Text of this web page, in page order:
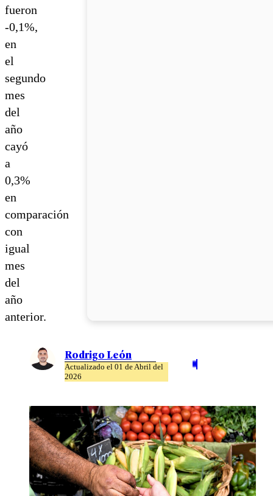
fueron
-0,1%,
en
el
segundo
mes
del
año
cayó
a
0,3%
en
comparación
con
igual
mes
del
año
anterior.
Rodrigo León
Actualizado el 01 de Abril del
2026